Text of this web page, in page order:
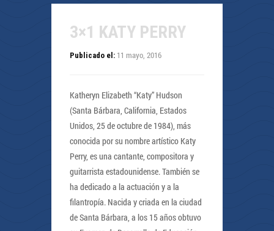
3×1 KATY PERRY
Publicado el: 11 mayo, 2016
Katheryn Elizabeth “Katy” Hudson
(Santa Bárbara, California, Estados
Unidos, 25 de octubre de 1984), más
conocida por su nombre artístico Katy
Perry, es una cantante, compositora y
guitarrista estadounidense. También se
ha dedicado a la actuación y a la
filantropía. Nacida y criada en la ciudad
de Santa Bárbara, a los 15 años obtuvo